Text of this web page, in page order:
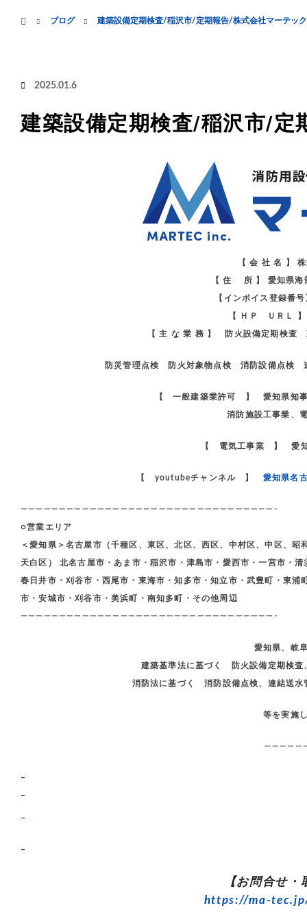
HOME 業務案内
ブログ
建築設備定期検査/稲沢市/定期報告/株式会社マーテック
2025.01.6
建築設備定期検査/稲沢市/定
【 会 社 名 】
【 住 所 】 愛知県海
【インボイス登録
【 ＨＰ ＵＲＬ
【 主 な 業 務 】 防火設備定期検査
防災管理点検 防火対象物点検 消防設備点検
【 一般建築業許可 】 愛知県知
消防施設工事業、
【 電気工事業 】 愛
【 youtubeチャンネル 】 愛知県名
—————————————————————————————————-
○営業エリア
＜愛知県＞名古屋市（千種区、東区、北区、西区、中村区、中区、
天白区） 北名古屋市・あま市・稲沢市・津島市・愛西市・一宮市・
春日井市・刈谷市・西尾市・東海市・知多市・知立市・武豊町・東
市・安城市・刈谷市・美浜町・南知多町・その他周辺
—————————————————————————————————-
愛知県、岐
建築基準法に基づく 防火設備定期検査
消防法に基づく 消防設備点検、連結送
等を実施
–
–
–
–
【お問合せ
https://ma-